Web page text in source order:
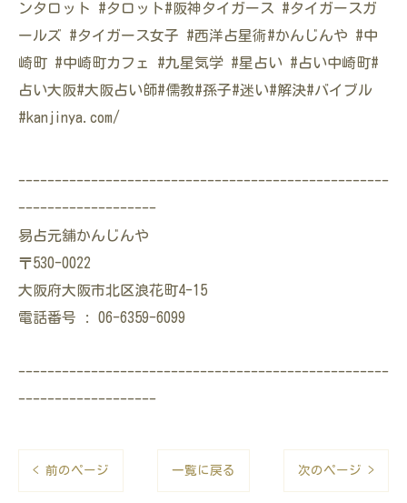
ンタロット #タロット#阪神タイガース #タイガースガ
ールズ #タイガース女子 #西洋占星術#かんじんや #中
崎町 #中崎町カフェ #九星気学 #星占い #占い中崎町#
占い大阪#大阪占い師#儒教#孫子#迷い#解決#バイブル
#kanjinya.com/
---------------------------------------------------
-------------------
易占元舖かんじんや
〒530-0022
大阪府大阪市北区浪花町4-15
電話番号 : 06-6359-6099
---------------------------------------------------
-------------------
< 前のページ 一覧に戻る 次のページ >